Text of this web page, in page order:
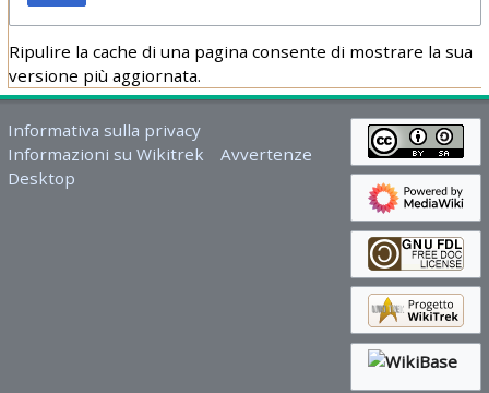
Ripulire la cache di una pagina consente di mostrare la sua
versione più aggiornata.
Informativa sulla privacy
Informazioni su Wikitrek
Avvertenze
Desktop